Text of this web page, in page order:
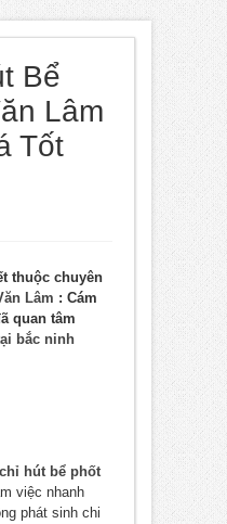
Bể
Lâm
Tốt
thuộc chuyên
Lâm : Cám
quan tâm
bắc ninh
hút bể phốt
việc nhanh
phát sinh chi